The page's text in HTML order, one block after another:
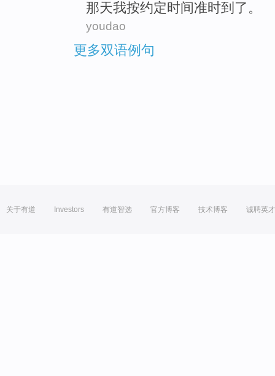
那天我按约定时间准时到了。
youdao
更多双语例句
关于有道 Investors 有道智选 官方博客 技术博客 诚聘英才